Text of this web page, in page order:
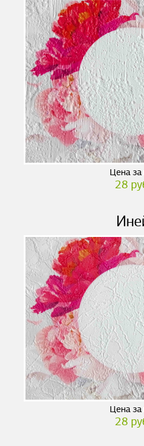
Цена
28
Цена
28